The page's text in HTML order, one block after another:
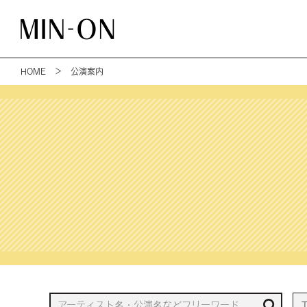
HOME ＞ 公演案内